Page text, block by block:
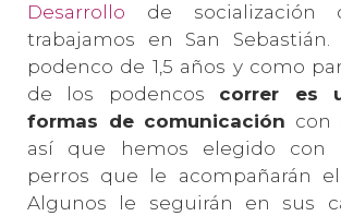
Desarrollo de socialización
trabajamos en San Sebastián.
podenco de 1,5 años y como
de los podencos correr es
formas de comunicación con
así que hemos elegido con
perros que le acompañarán
Algunos le seguirán en sus